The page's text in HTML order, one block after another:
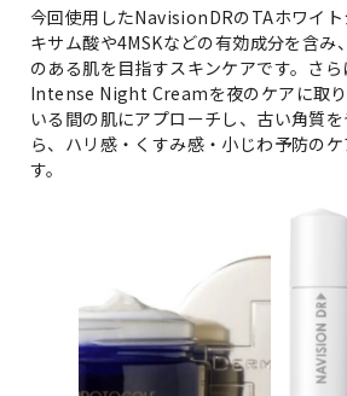
今回使用したNavisionDRのTAホワイト
キサム酸や4MSKなどの有効成分を含み
のある肌を目指すスキンケアです。さ
Intense Night Creamを夜のケアに取り
いる間の肌にアプローチし、古い角質
ら、ハリ感・くすみ感・小じわ予防の
す。